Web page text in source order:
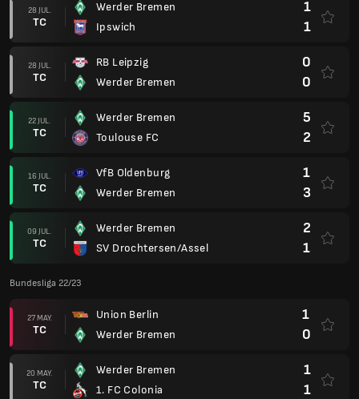
28 JUL.
TC
Werder Bremen
Ipswich
1
1
28 JUL.
TC
RB Leipzig
Werder Bremen
0
0
22 JUL.
TC
Werder Bremen
Toulouse FC
5
2
16 JUL.
TC
VfB Oldenburg
Werder Bremen
1
3
09 JUL.
TC
Werder Bremen
SV Drochtersen/Assel
2
1
Bundesliga 22/23
27 MAY.
TC
Union Berlin
Werder Bremen
1
0
20 MAY.
TC
Werder Bremen
1. FC Colonia
1
1